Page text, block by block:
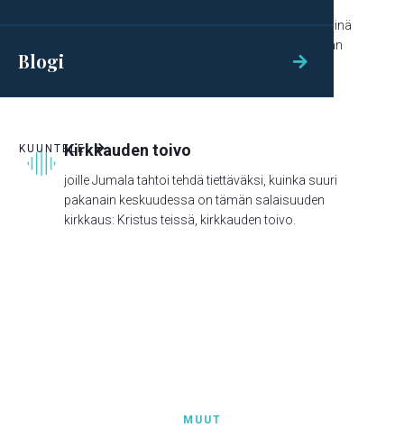
Blogi 
Ja avuksesi huuda minua hädän päivänä, niin minä
tahdon auttaa sinua, ja sinun pitää kunnioittaman
Kirkkauden toivo
joille Jumala tahtoi tehdä tiettäväksi, kuinka suuri
pakanain keskuudessa on tämän salaisuuden
kirkkaus: Kristus teissä, kirkkauden toivo.
KUUNTELE 
MUUT